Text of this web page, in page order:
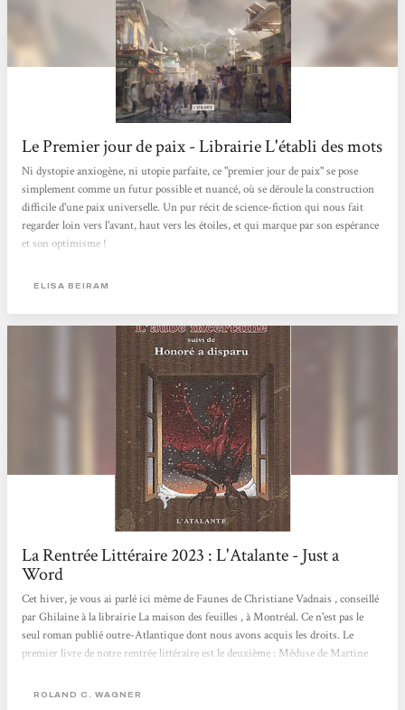
Le Premier jour de paix - Librairie L'établi des mots
Ni dystopie anxiogène, ni utopie parfaite, ce "premier jour de paix" se pose
simplement comme un futur possible et nuancé, où se déroule la construction
difficile d'une paix universelle. Un pur récit de science-fiction qui nous fait
regarder loin vers l'avant, haut vers les étoiles, et qui marque par son espérance
et son optimisme !
ELISA BEIRAM
La Rentrée Littéraire 2023 : L'Atalante - Just a
Word
Cet hiver, je vous ai parlé ici même de Faunes de Christiane Vadnais , conseillé
par Ghilaine à la librairie La maison des feuilles , à Montréal. Ce n'est pas le
seul roman publié outre-Atlantique dont nous avons acquis les droits. Le
premier livre de notre rentrée littéraire est le deuxième : Méduse de Martine
première page ; elle manie l’humour noir, use de mots rares, qu’elle s’amuse
ROLAND C. WAGNER